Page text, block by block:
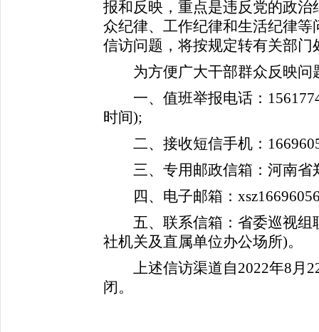
报和反映，重点是违反党的政
众纪律、工作纪律和生活纪律
信访问题，将按规定转有关部门
为方便广大干部群众反映问
一、值班举报电话：
时间);
二、接收短信手机：
三、专用邮政信箱：河南省
四、电子邮箱：
五、联系信箱：省委巡视组
社机关及直属单位办公场所)。
上述信访渠道自2022年8月
闭。